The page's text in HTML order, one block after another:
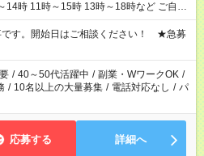
14時 11時～15時 13時～18時など ご自身
務時間をご相談ください！ ★家庭の都合
が必要な場合も遠慮なくご相談くださ
です。開始日はご相談ください！ ★急募
/ 40～50代活躍中 / 副業・WワークOK /
/ 10名以上の大量募集 / 電話対応なし / パ
応募する 詳細へ